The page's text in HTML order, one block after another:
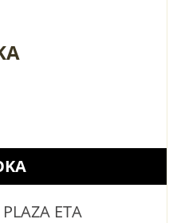
ETA